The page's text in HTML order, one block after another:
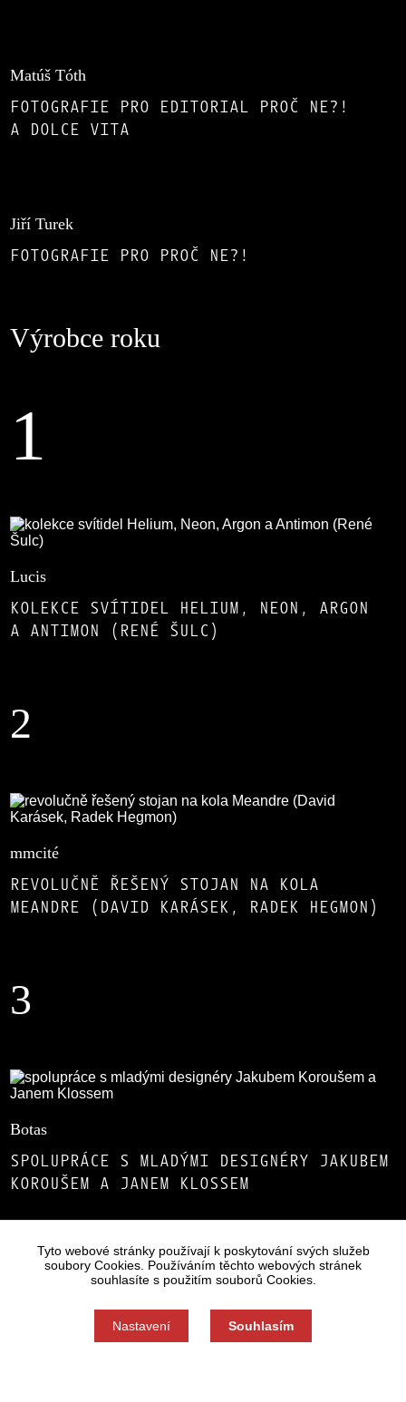
Matúš Tóth
FOTOGRAFIE PRO EDITORIAL PROČ NE?!
A DOLCE VITA
Jiří Turek
FOTOGRAFIE PRO PROČ NE?!
Výrobce roku
1
Lucis
KOLEKCE SVÍTIDEL HELIUM, NEON, ARGON
A ANTIMON (RENÉ ŠULC)
2
mmcité
REVOLUČNĚ ŘEŠENÝ STOJAN NA KOLA
MEANDRE (DAVID KARÁSEK, RADEK HEGMON)
3
Botas
SPOLUPRÁCE S MLADÝMI DESIGNÉRY JAKUBEM
KOROUŠEM A JANEM KLOSSEM
Dále byli nominováni
(v abecedním pořádku):
Tyto webové stránky používají k poskytování svých služeb
soubory Cookies. Používáním těchto webových stránek
souhlasíte s použitím souborů Cookies.
Nastavení Souhlasím